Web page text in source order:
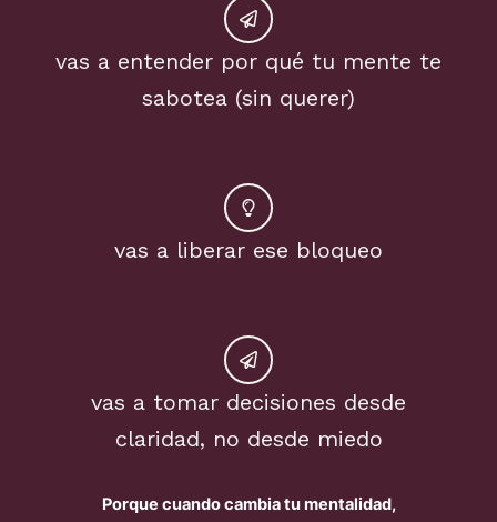
vas a entender por qué tu mente te
sabotea (sin querer)
vas a liberar ese bloqueo
vas a tomar decisiones desde
claridad, no desde miedo
Porque cuando cambia tu mentalidad,